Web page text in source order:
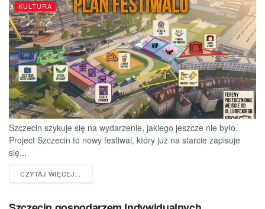
KULTURA
Szczecin szykuje się na wydarzenie, jakiego jeszcze nie było.
Project Szczecin to nowy festiwal, który już na starcie zapisuje
się...
CZYTAJ WIĘCEJ...